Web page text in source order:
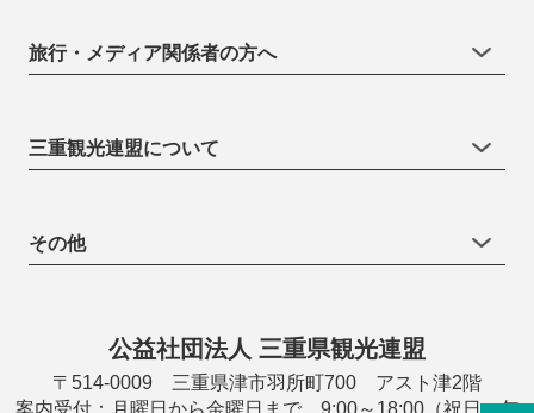
旅行・メディア関係者の方へ
三重観光連盟について
その他
公益社団法人 三重県観光連盟
〒514-0009 三重県津市羽所町700 アスト津2階
案内受付：月曜日から金曜日まで 9:00～18:00（祝日・年